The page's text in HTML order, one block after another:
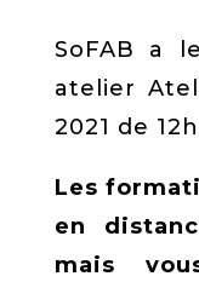
SoFAB a
atelier
2021 de
Les
en
mais